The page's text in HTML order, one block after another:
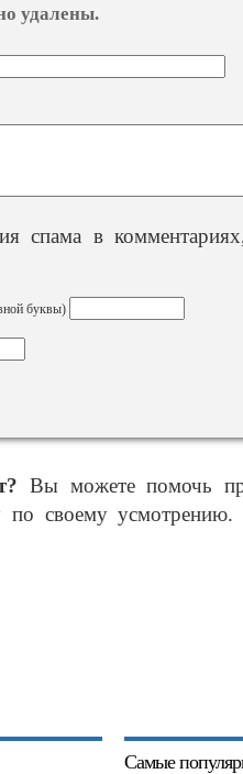
удалены.
спама в
буквы)
Вы можете помочь
по своему
Самые